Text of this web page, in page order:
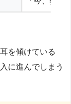
を傾けている
に進んでしまう